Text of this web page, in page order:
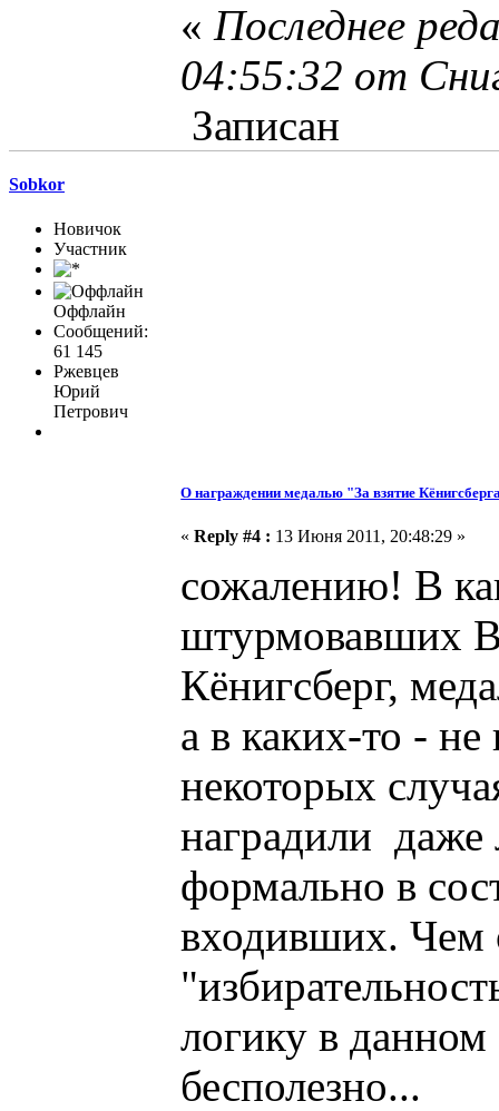
«Последнее
04:55:32 от
Записан
Sobkor
Новичок
Участник
Оффлайн
Сообщений:
61 145
Ржевцев
Юрий
Петрович
О награждении медалью "За взятие
«Reply #4 : 13 Июня 2011, 20:48:29 »
сожалению! В
штурмовавших
Кёнигсберг,
а в каких-то -
некоторых
наградили даже
формально в
входивших. Чем
логику в
бесполезно...